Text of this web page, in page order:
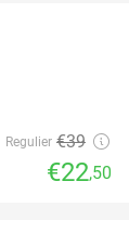
Regulier €39
€22,50